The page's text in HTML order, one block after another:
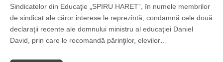
Sindicatelor din Educaţie „SPIRU HARET”, în numele membrilor
de sindicat ale căror interese le reprezintă, condamnă cele două
declaraţii recente ale domnului ministru al educaţiei Daniel
David, prin care le recomandă părinţilor, elevilor…